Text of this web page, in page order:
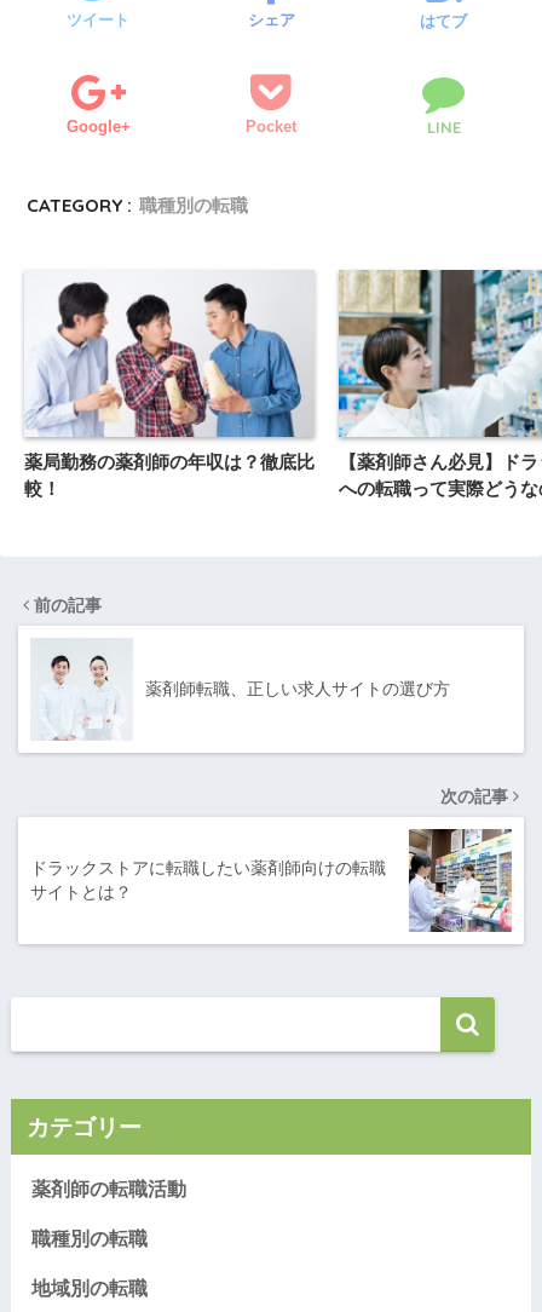
ツイート シェア はてブ
Google+ Pocket LINE
CATEGORY : 職種別の転職
薬局勤務の薬剤師の年収は？徹底比
較！
【薬剤師さん必見】ド
への転職って実際どう
前の記事
薬剤師転職、正しい求人サイトの選び方
次の記事
ドラックストアに転職したい薬剤師向けの転職
サイトとは？
カテゴリー
薬剤師の転職活動
職種別の転職
地域別の転職